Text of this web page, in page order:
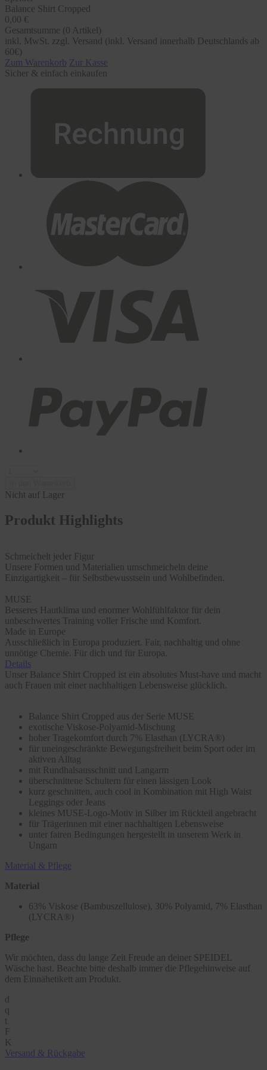
Balance Shirt Cropped
0,00 €
Gesamtsumme (0 Artikel)
inkl. MwSt. zzgl. Versand (inkl. Versand innerhalb Deutschlands ab
60€)
Zum Warenkorb Zur Kasse
Sicher & einfach einkaufen
Nicht auf Lager
Produkt Highlights
Schmeichelt jeder Figur
Unsere Formen und Materialien umschmeicheln deine
Einzigartigkeit – für Selbstbewusstsein und Wohlbefinden.
MUSE
Besseres Hautklima und enormer Wohlfühlfaktor für dein
unbeschwertes Training voller Frische und Komfort.
Made in Europe
Ausschließlich in Europa produziert. Fair, nachhaltig und ohne
unnötige Chemie. Für dich und für Europa.
Details
Unser Balance Shirt Cropped ist ein absolutes Must-have und macht
auch Frauen mit einer nachhaltigen Lebensweise glücklich.
Balance Shirt Cropped aus der Serie MUSE
exotische Viskose-Polyamid-Mischung
hoher Tragekomfort durch 7% Elasthan (LYCRA®)
für uneingeschränkte Bewegungsfreiheit beim Sport oder im
aktiven Alltag
mit Rundhalsausschnitt und Langarm
überschnittene Schultern für einen lässigen Look
kurz geschnitten, auch cool in Kombination mit High Waist
Leggings oder Jeans
kleines MUSE-Logo-Motiv in Silber im Rückteil angebracht
für Trägerinnen mit einer nachhaltigen Lebensweise
unter fairen Bedingungen hergestellt in unserem Werk in
Ungarn
Material & Pflege
Material
63% Viskose (Bambuszellulose), 30% Polyamid, 7% Elasthan
(LYCRA®)
Pflege
Wir möchten, dass du lange Zeit Freude an deiner SPEIDEL
Wäsche hast. Beachte bitte deshalb immer die Pflegehinweise auf
dem Einnähetikett am Produkt.
d
q
t
F
K
Versand & Rückgabe